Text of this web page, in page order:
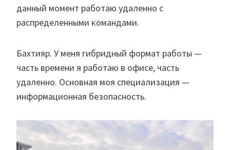
данный момент работаю удаленно с
распределенными командами.
Бахтияр. У меня гибридный формат работы —
часть времени я работаю в офисе, часть
удаленно. Основная моя специализация —
информационная безопасность.